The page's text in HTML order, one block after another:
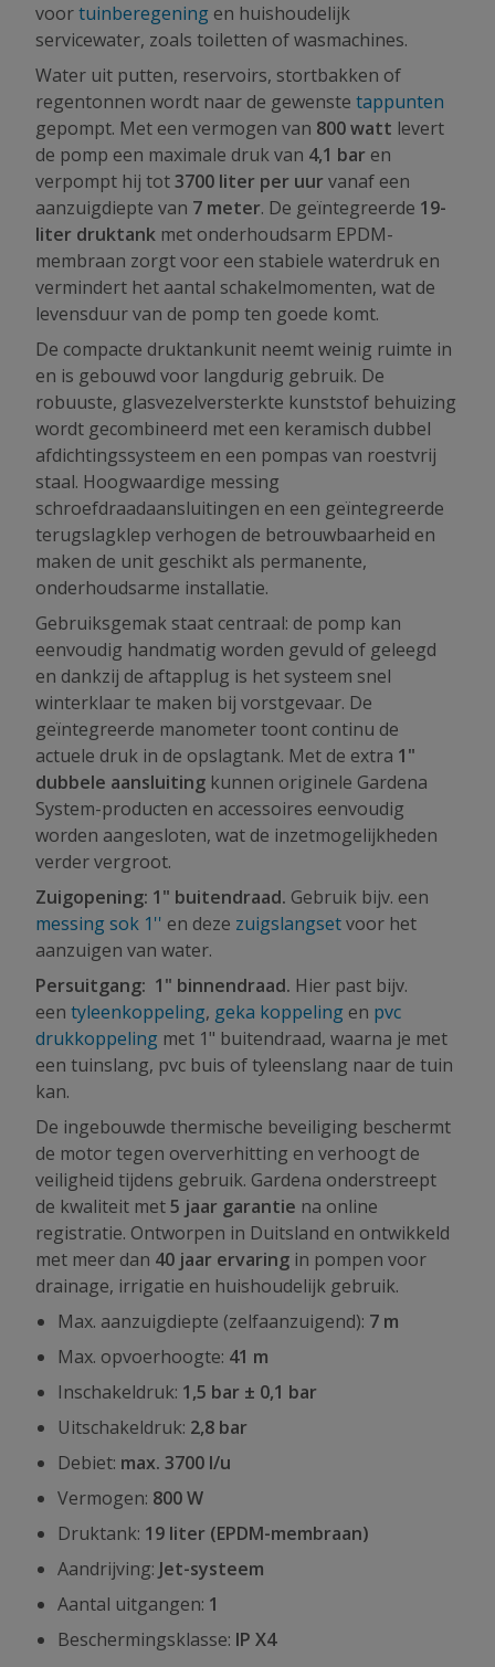
voortuinberegening en huishoudelijk
servicewater, zoals toiletten of wasmachines.
Water uit putten, reservoirs, stortbakken of
regentonnen wordt naar de gewenste tappunten
gepompt. Met een vermogen van 800 watt levert
de pomp een maximale druk van 4,1 bar en
verpompt hij tot3700 liter per uurvanaf een
aanzuigdiepte van 7 meter. De geïntegreerde 19-
liter druktank met onderhoudsarm EPDM-
membraan zorgt voor een stabiele waterdruk en
vermindert het aantal schakelmomenten, wat de
levensduur van de pomp ten goede komt.
De compacte druktankunit neemt weinig ruimte in
en is gebouwd voor langdurig gebruik. De
robuuste, glasvezelversterkte kunststof behuizing
wordt gecombineerd met een keramisch dubbel
afdichtingssysteem en een pompas van roestvrij
staal. Hoogwaardige messing
schroefdraadaansluitingen en een geïntegreerde
terugslagklep verhogen de betrouwbaarheid en
maken de unit geschikt als permanente,
onderhoudsarme installatie.
Gebruiksgemak staat centraal: de pomp kan
eenvoudig handmatig worden gevuld of geleegd
en dankzij de aftapplug is het systeem snel
winterklaar te maken bij vorstgevaar. De
geïntegreerde manometer toont continu de
actuele druk in de opslagtank. Met de extra 1"
dubbele aansluiting kunnen originele Gardena
System-producten en accessoires eenvoudig
worden aangesloten, wat de inzetmogelijkheden
verder vergroot.
Zuigopening: 1" buitendraad. Gebruik bijv. een
messing sok 1'' en deze zuigslangsetvoor het
aanzuigen van water.
Persuitgang: 1" binnendraad. Hier past bijv.
een tyleenkoppeling, geka koppeling en pvc
drukkoppeling met 1" buitendraad, waarna je met
een tuinslang, pvc buis of tyleenslang naar de tuin
kan.
De ingebouwde thermische beveiliging beschermt
de motor tegen oververhitting en verhoogt de
veiligheid tijdens gebruik. Gardena onderstreept
de kwaliteit met5 jaar garantie na online
registratie. Ontworpen in Duitsland en ontwikkeld
met meer dan 40 jaar ervaring in pompen voor
drainage, irrigatie en huishoudelijk gebruik.
Max. aanzuigdiepte (zelfaanzuigend): 7 m
Max. opvoerhoogte: 41 m
Inschakeldruk: 1,5 bar ± 0,1 bar
Uitschakeldruk: 2,8 bar
Debiet: max. 3700 l/u
Vermogen: 800 W
Druktank: 19 liter (EPDM-membraan)
Aandrijving: Jet-systeem
Aantal uitgangen: 1
Beschermingsklasse: IP X4